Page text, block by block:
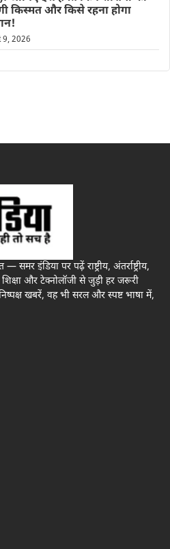
किस्मत और किसे रहना होगा
9, 2026
समर इंडिया पर पढ़ें राष्ट्रीय, अंतर्राष्ट्रीय,
और टेक्नोलॉजी से जुड़ी हर जरूरी
खबरें, वह भी सरल और स्पष्ट भाषा में,